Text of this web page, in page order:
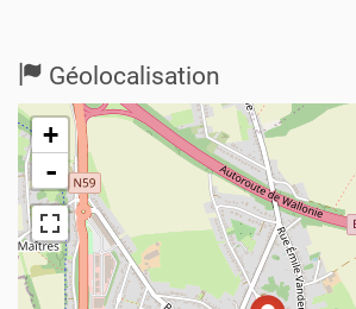
Géolocalisation
+
-